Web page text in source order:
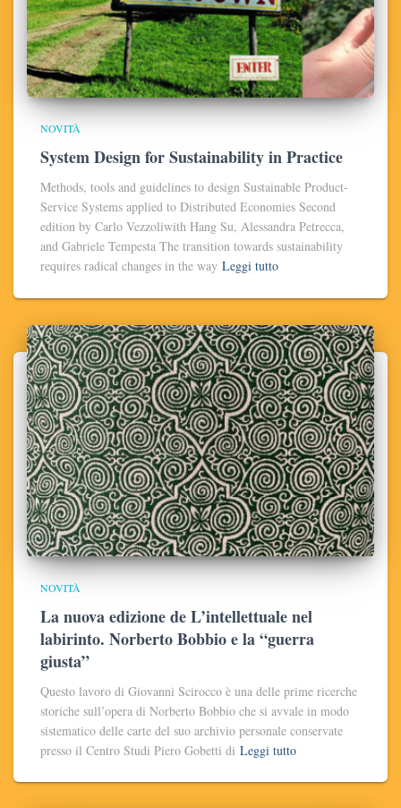
NOVITÀ
System Design for Sustainability in Practice
Methods, tools and guidelines to design Sustainable Product-
Service Systems applied to Distributed Economies Second
edition by Carlo Vezzoliwith Hang Su, Alessandra Petrecca,
and Gabriele Tempesta The transition towards sustainability
requires radical changes in the way Leggi tutto
NOVITÀ
La nuova edizione de L’intellettuale nel
labirinto. Norberto Bobbio e la “guerra
giusta”
Questo lavoro di Giovanni Scirocco è una delle prime ricerche
storiche sull’opera di Norberto Bobbio che si avvale in modo
sistematico delle carte del suo archivio personale conservate
presso il Centro Studi Piero Gobetti di Leggi tutto